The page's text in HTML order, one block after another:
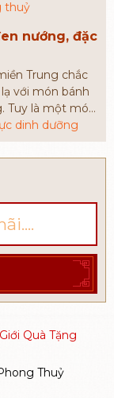
chúc càng
nhiều hơn cho
thuỷ
nướng, đặc
Trung chắc
với món bánh
Tuy là một món
dị nhưng
rất nhiều
hết những du
Định đều chọn
quà tặng người
dinh dưỡng
Quà Tặng
Thuỷ